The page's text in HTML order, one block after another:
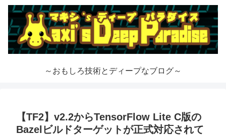
～おもしろ技術とディープなブログ～
【TF2】v2.2からTensorFlow Lite C版の
Bazelビルドターゲットが正式対応されて